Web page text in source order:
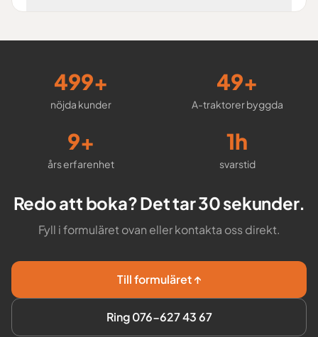
500+
nöjda kunder
50+
A-traktorer byggda
10+
års erfarenhet
2h
svarstid
Redo att boka? Det tar 30 sekunder.
Fyll i formuläret ovan eller kontakta oss direkt.
Till formuläret ↑
Ring 076-627 43 67